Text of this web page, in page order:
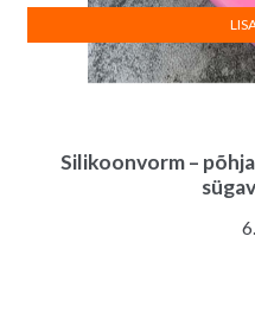
Silikoonvorm –